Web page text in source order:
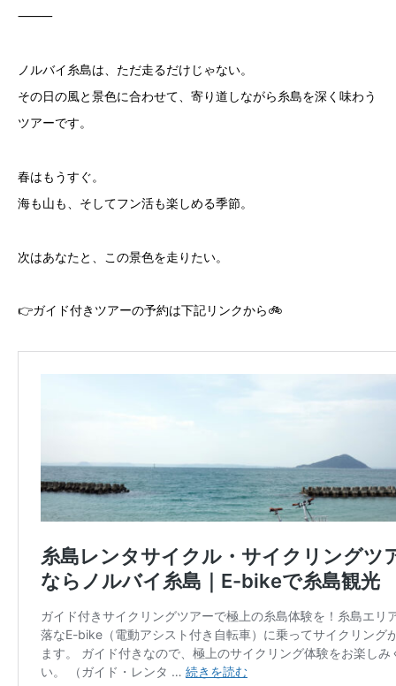
⸻
ノルバイ糸島は、ただ走るだけじゃない。
その日の風と景色に合わせて、寄り道しながら糸島を深く味わう
ツアーです。
春はもうすぐ。
海も山も、そしてフン活も楽しめる季節。
次はあなたと、この景色を走りたい。
👉ガイド付きツアーの予約は下記リンクから🚲